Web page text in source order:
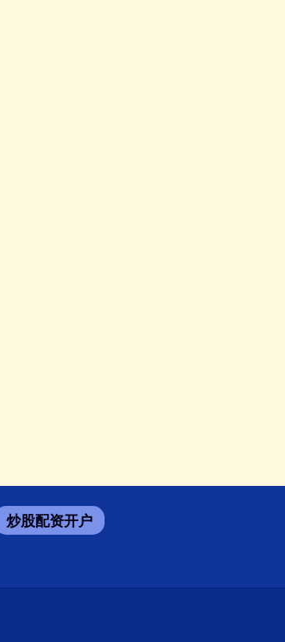
炒股配资开户